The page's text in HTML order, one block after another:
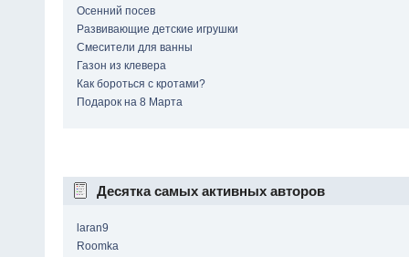
Осенний посев
Развивающие детские игрушки
Смесители для ванны
Газон из клевера
Как бороться с кротами?
Подарок на 8 Марта
Десятка самых активных авторов
laran9
Roomka